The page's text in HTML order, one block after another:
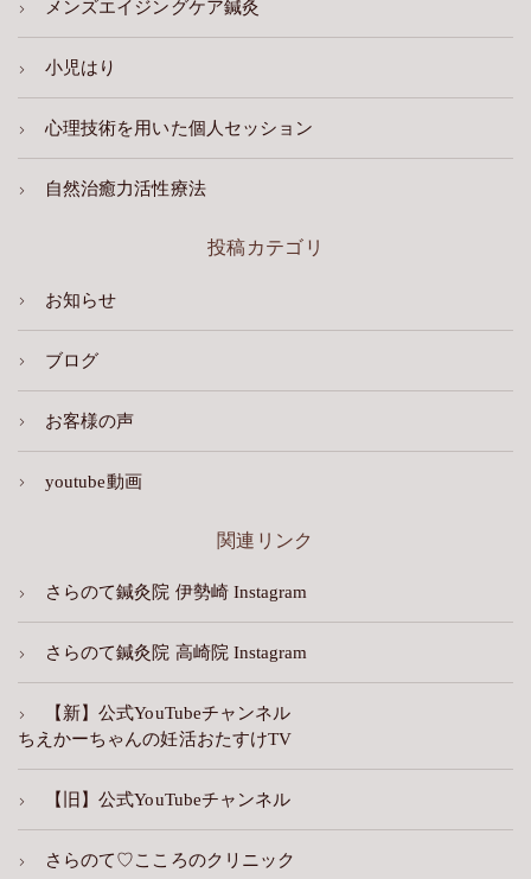
メンズエイジングケア鍼灸
小児はり
心理技術を用いた個人セッション
自然治癒力活性療法
投稿カテゴリ
お知らせ
ブログ
お客様の声
youtube動画
関連リンク
さらのて鍼灸院 伊勢崎 Instagram
さらのて鍼灸院 高崎院 Instagram
【新】公式YouTubeチャンネル
ちえかーちゃんの妊活おたすけTV
【旧】公式YouTubeチャンネル
さらのて♡こころのクリニック